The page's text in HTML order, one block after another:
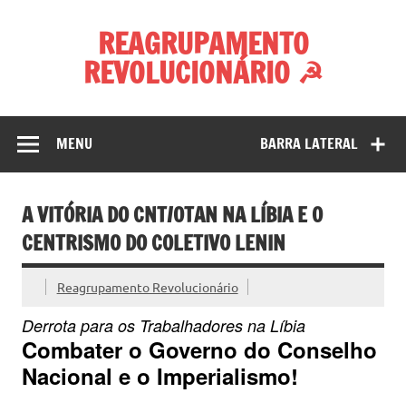
REAGRUPAMENTO
REVOLUCIONÁRIO ☭
BARRA LATERAL
MENU
A VITÓRIA DO CNT/OTAN NA LÍBIA E O
CENTRISMO DO COLETIVO LENIN
Reagrupamento Revolucionário
Derrota para os Trabalhadores na Líbia
Combater o Governo do Conselho
Nacional e o Imperialismo!